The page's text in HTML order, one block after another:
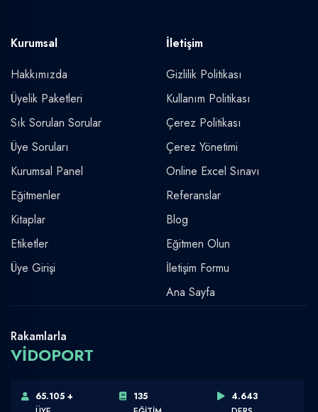
Kurumsal
Hakkımızda
Üyelik Paketleri
Sık Sorulan Sorular
Üye Soruları
Kurumsal Panel
Eğitmenler
Kitaplar
Etiketler
Üye Girişi
İletişim
Gizlilik Politikası
Kullanım Politikası
Çerez Politikası
Çerez Yönetimi
Online Excel Sınavı
Referanslar
Blog
Eğitmen Olun
İletişim Formu
Ana Sayfa
Rakamlarla
VİDOPORT
65.105 +
135
4.643